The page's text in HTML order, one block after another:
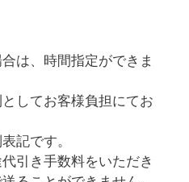
は、時間指定ができま
してお客様負担にてお
記です。
引き手数料をいただき